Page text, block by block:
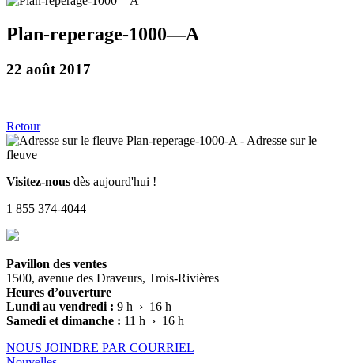
Plan-reperage-1000—A
22 août 2017
Retour
Visitez-nous dès aujourd'hui !
1 855 374-4044
Pavillon des ventes
1500, avenue des Draveurs, Trois-Rivières
Heures d’ouverture
Lundi au vendredi : 9 h › 16 h
Samedi et dimanche : 11 h › 16 h
NOUS JOINDRE PAR COURRIEL